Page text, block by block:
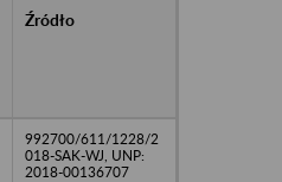
Źródło
992700/611/1228/2
018-SAK-WJ, UNP:
2018-00136707